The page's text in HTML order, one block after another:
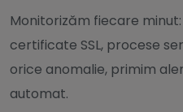
Monitorizăm fiecare
certificate SSL, procese
orice anomalie, primim
automat.